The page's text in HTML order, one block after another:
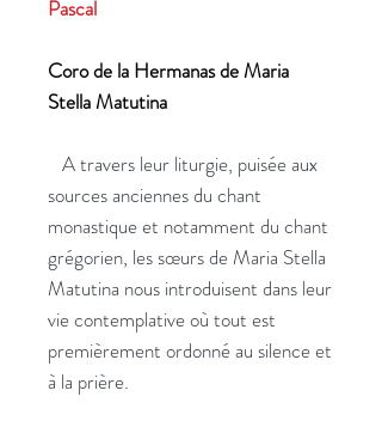
Pascal
Coro de la Hermanas de Maria
Stella Matutina
A travers leur liturgie, puisée aux
sources anciennes du chant
monastique et notamment du chant
grégorien, les sœurs de Maria Stella
Matutina nous introduisent dans leur
vie contemplative où tout est
premièrement ordonné au silence et
à la prière.